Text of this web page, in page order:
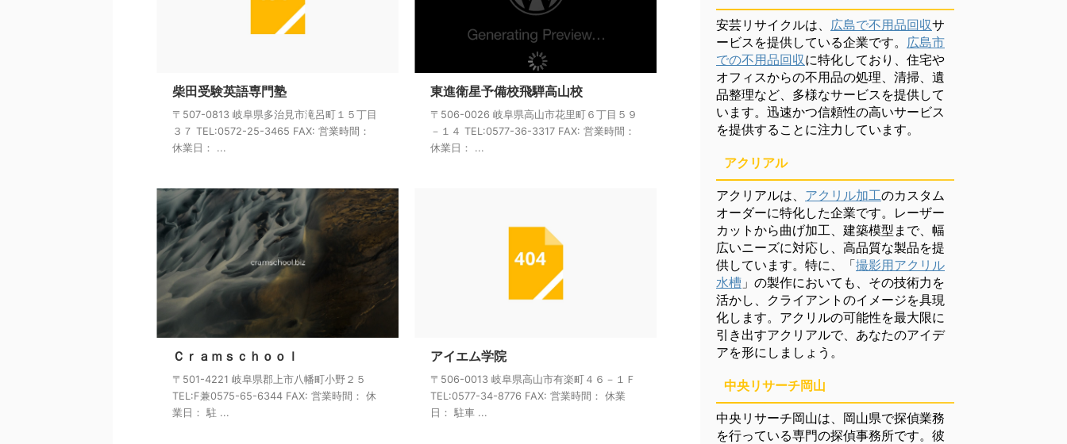
柴田受験英語専門塾
〒507-0813 岐阜県多治見市滝呂町１５丁目
３７ TEL:0572-25-3465 FAX: 営業時間：
休業日： ...
東進衛星予備校飛騨高山校
〒506-0026 岐阜県高山市花里町６丁目５９
－１４ TEL:0577-36-3317 FAX: 営業時間：
休業日： ...
Ｃｒａｍｓｃｈｏｏｌ
〒501-4221 岐阜県郡上市八幡町小野２５
TEL:F兼0575-65-6344 FAX: 営業時間： 休
業日： 駐 ...
アイエム学院
〒506-0013 岐阜県高山市有楽町４６－１Ｆ
TEL:0577-34-8776 FAX: 営業時間： 休業
日： 駐車 ...
安芸リサイクルは、 広島で不用品回収サ
ービスを提供している企業です。 広島市
での不用品回収に特化しており、住宅や
オフィスからの不用品の処理、清掃、遺
品整理など、多様なサービスを提供して
います。迅速かつ信頼性の高いサービス
を提供することに注力しています。
アクリアル
アクリアルは、 アクリル加工のカスタム
オーダーに特化した企業です。レーザー
カットから曲げ加工、建築模型まで、幅
広いニーズに対応し、高品質な製品を提
供しています。特に、「撮影用アクリル
水槽 」の製作においても、その技術力を
活かし、クライアントのイメージを具現
化します。アクリルの可能性を最大限に
引き出すアクリアルで、あなたのアイデ
アを形にしましょう。
中央リサーチ岡山
中央リサーチ岡山は、岡山県で探偵業務
を行っている専門の探偵事務所です。彼